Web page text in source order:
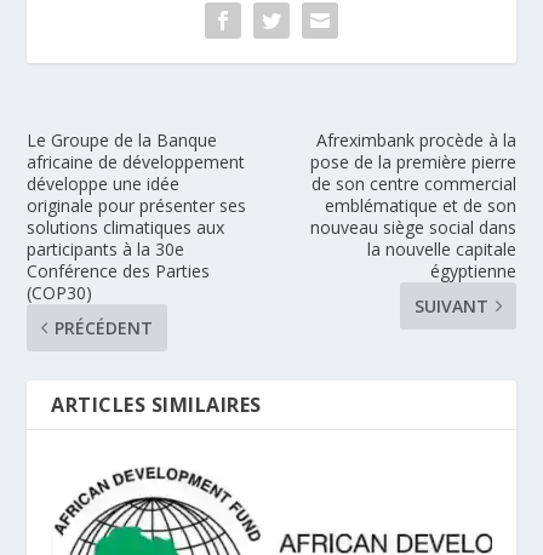
Le Groupe de la Banque
africaine de développement
développe une idée
originale pour présenter ses
solutions climatiques aux
participants à la 30e
Conférence des Parties
(COP30)
PRÉCÉDENT
Afreximbank procède à la
pose de la première pierre
de son centre commercial
emblématique et de son
nouveau siège social dans
la nouvelle capitale
égyptienne
SUIVANT
ARTICLES SIMILAIRES